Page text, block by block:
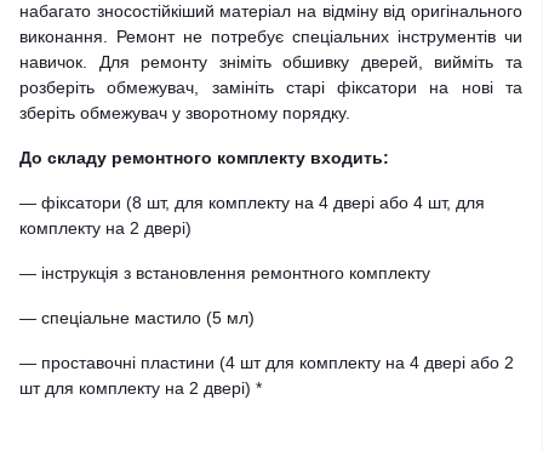
набагато зносостійкіший матеріал на відміну від оригінального
виконання. Ремонт не потребує спеціальних інструментів чи
навичок. Для ремонту зніміть обшивку дверей, вийміть та
розберіть обмежувач, замініть старі фіксатори на нові та
зберіть обмежувач у зворотному порядку.
До складу ремонтного комплекту входить:
— фіксатори (8 шт, для комплекту на 4 двері або 4 шт, для
комплекту на 2 двері)
— інструкція з встановлення ремонтного комплекту
— спеціальне мастило (5 мл)
— проставочні пластини (4 шт для комплекту на 4 двері або 2
шт для комплекту на 2 двері) *